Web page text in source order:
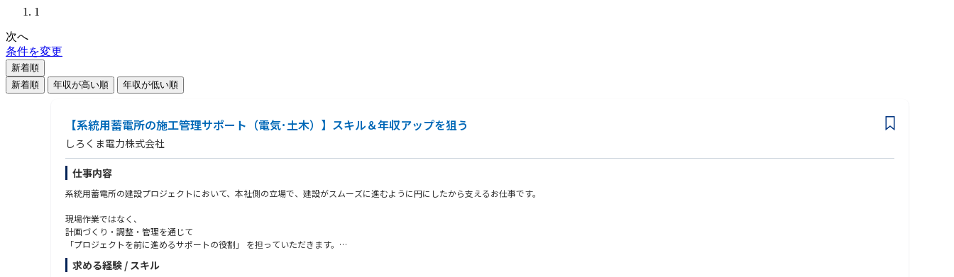
1
次へ
条件を変更
新着順
新着順
年収が高い順 年収が低い順
【系統用蓄電所の施工管理サポート（電気･土木）】スキル＆年収アップを狙う
しろくま電力株式会社
仕事内容
系統用蓄電所の建設プロジェクトにおいて、本社側の立場で、建設がスムーズに進むように円にしたから支えるお仕事です。
現場作業ではなく、
計画づくり・調整・管理を通じて
「プロジェクトを前に進めるサポートの役割」 を担っていただきます。
入社時点で専門知識は必須ではありません。
実務を通して覚えながらでOKです。
求める経験 / スキル